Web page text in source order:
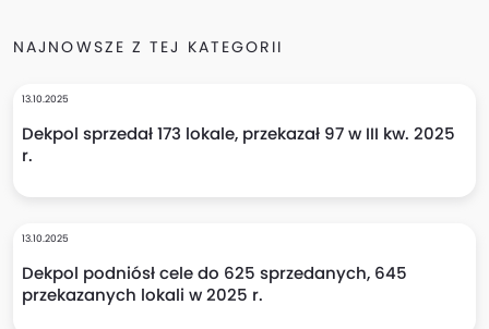
NAJNOWSZE Z TEJ KATEGORII
13.10.2025
Dekpol sprzedał 173 lokale, przekazał 97 w III kw. 2025
r.
13.10.2025
Dekpol podniósł cele do 625 sprzedanych, 645
przekazanych lokali w 2025 r.